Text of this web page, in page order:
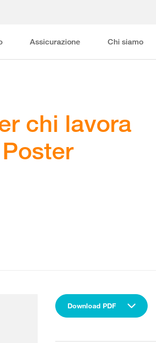
Assicurazione Chi siamo
chi lavora
Download PDF